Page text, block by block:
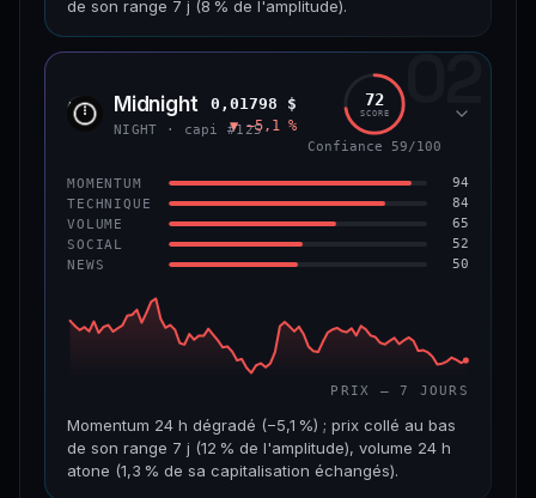
CONFIANCE
de son range 7 j (8 % de l'amplitude).
CAP. MARCHÉ VOLUME 24 H
VAR. 7 J VAR. 30 J
−16,9 %
VS ATH
−80,6 %
CONFIANCE 65/100
02
NIGH Midnight
NIGHT · capi #125
0,01798 $
▼ −5,1 %
72
SCORE
Confiance 59/100
MOMENTUM 94
TECHNIQUE 84
VOLUME 65
SOCIAL 52
NEWS 50
PRIX — 7 JOURS
Momentum 24 h dégradé (−5,1 %) ; prix collé au bas
de son range 7 j (12 % de l'amplitude), volume 24 h
atone (1,3 % de sa capitalisation échangés).